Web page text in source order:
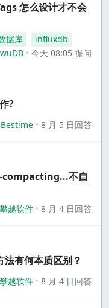
怎么设计才不会
据库
influxdb
今天 08:05 提问
?
Bestime 8 月 5 日回答
不自
攀越软件 8 月 4 日回答
有何本质区别？
攀越软件 8 月 4 日回答